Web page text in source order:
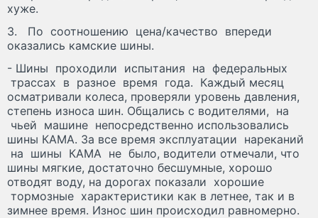
хуже.
3. По соотношению цена/качество впереди
оказались камские шины.
- Шины проходили испытания на федеральных
трассах в разное время года. Каждый месяц
осматривали колеса, проверяли уровень давления,
степень износа шин. Общались с водителями, на
чьей машине непосредственно использовались
шины КАМА. За все время эксплуатации нареканий
на шины КАМА не было, водители отмечали, что
шины мягкие, достаточно бесшумные, хорошо
отводят воду, на дорогах показали хорошие
тормозные характеристики как в летнее, так и в
зимнее время. Износ шин происходил равномерно.